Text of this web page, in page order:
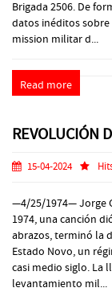
Brigada 2506. De
datos inéditos sobre
mission militar d...
Read more
REVOLUCIÓN
15-04-2024
—4/25/1974— Jorge
1974, una canción
abrazos, terminó la
Estado Novo, un
casi medio siglo. La
levantamiento mil...